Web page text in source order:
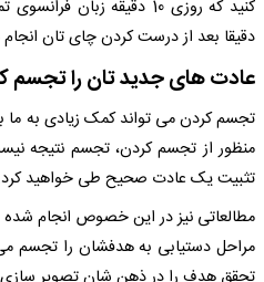
کنید که روزی 10 دقیقه
دقیقا بعد از درست کردن چای تان
عادت های جدید تان را تجسم
تجسم کردن می تواند کمک زیادی به ما
منظور از تجسم کردن، تجسم نتیجه
تثبیت یک عادت صحیح طی خواهید
مطالعاتی نیز در این خصوص انجام شده
مراحل دستیابی به هدفشان را تجسم